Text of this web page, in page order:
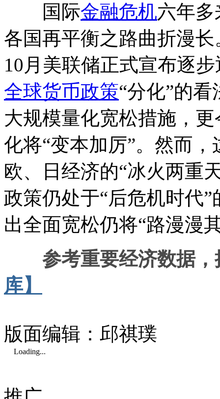
国际金融危机六年
各国再平衡之路曲折漫
10月美联储正式宣布逐
全球货币政策“分化”的
大规模量化宽松措施，
化将“变本加厉”。然而
欧、日经济的“冰火两重
政策仍处于“后危机时代
出全面宽松仍将“路漫漫
参考重要经济数据
库】
版面编辑：邱祺璞
Loading...